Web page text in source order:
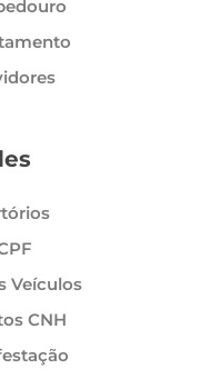
Veículos
CNH